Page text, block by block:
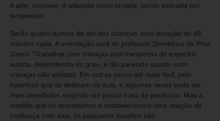
A arte, inclusive, é utilizada como terapia, sendo indicada por
terapeutas.
Serão quatro turmas de até dez crianças, com duração de 45
minutos cada. A orientação será do professor Demétrius de Pina
Júnior. “Trabalhar com crianças com transtorno do espectro
autista, dependendo do grau, é tão parecido quanto com
crianças não autistas. Em outras vezes até mais fácil, pelo
hiperfoco que se dedicam na aula, e algumas vezes pode ser
mais desafiador, exigindo um pouco mais de paciência. Mas à
medida que os respeitamos e estabelecemos uma relação de
confiança com eles, os pequenos desafios são